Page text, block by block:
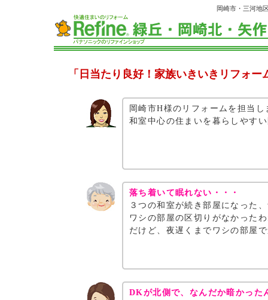
岡崎市・三河地
「日当たり良好！家族いきいきリフォ
岡崎市H様のリフォームを担当
和室中心の住まいを暮らしやす
落ち着いて眠れない・・・
３つの和室が続き部屋になった
ワシの部屋の区切りがなかった
だけど、夜遅くまでワシの部屋
DKが北側で、なんだか暗かった